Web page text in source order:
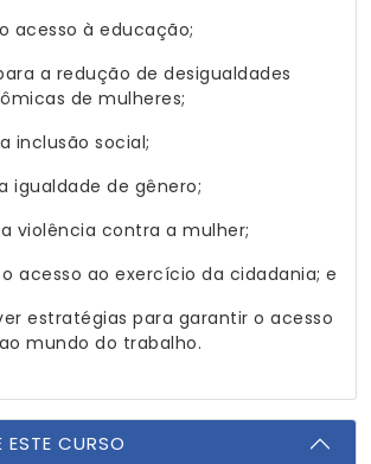
acesso à educação;
a redução de desigualdades
de mulheres;
inclusão social;
igualdade de gênero;
violência contra a mulher;
acesso ao exercício da cidadania; e
estratégias para garantir o acesso
mundo do trabalho.
ESTE CURSO